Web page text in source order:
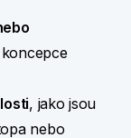
, jako jsou
nebo